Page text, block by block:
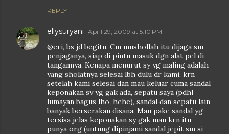
REPLY
ellysuryani April 29, 2009 at 5:10 PM
@eri, bs jd begitu. Cm mushollah itu dijaga sm
penjaganya, siap di pintu masuk dgn alat pel di
tangannya. Kenapa menurut sy yg maling adalah
yang sholatnya selesai lbh dulu dr kami, krn
setelah kami selesai dan mau keluar cuma sandal
keponakan sy yg gak ada, sepatu saya (pdhl
lumayan bagus lho, hehe), sandal dan sepatu lain
banyak berserakan disana. Mau pake sandal yg
tersisa jelas keponakan sy gak mau krn itu
punya org (untung dipinjami sandal jepit sm si